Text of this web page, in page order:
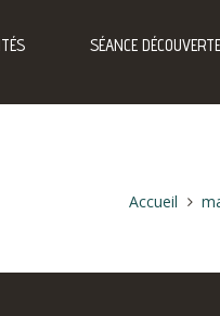
SÉANCE DÉCOUVERTE
Accueil